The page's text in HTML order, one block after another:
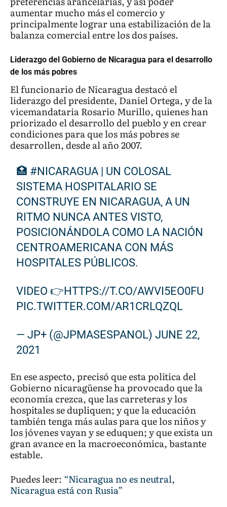
aumentar mucho más el comercio y
principalmente lograr una estabilización de la
balanza comercial entre los dos países.
Liderazgo del Gobierno de Nicaragua para el desarrollo
de los más pobres
El funcionario de Nicaragua destacó el
liderazgo del presidente, Daniel Ortega, y de la
vicemandataria Rosario Murillo, quienes han
priorizado el desarrollo del pueblo y en crear
condiciones para que los más pobres se
desarrollen, desde al año 2007.
🏥 #NICARAGUA | UN COLOSAL
SISTEMA HOSPITALARIO SE
CONSTRUYE EN NICARAGUA, A UN
RITMO NUNCA ANTES VISTO,
POSICIONÁNDOLA COMO LA NACIÓN
CENTROAMERICANA CON MÁS
HOSPITALES PÚBLICOS.
VIDEO 👉HTTPS://T.CO/AWVI5EO0FU
PIC.TWITTER.COM/AR1CRLQZQL
— JP+ (@JPMASESPANOL)JUNE 22,
2021
En ese aspecto, precisó que esta política del
Gobierno nicaragüense ha provocado que la
economía crezca, que las carreteras y los
hospitales se dupliquen; y que la educación
también tenga más aulas para que los niños y
los jóvenes vayan y se eduquen; y que exista un
gran avance en la macroeconómica, bastante
estable.
Puedes leer: “Nicaragua no es neutral,
Nicaragua está con Rusia”